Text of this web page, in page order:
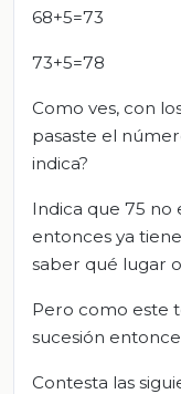
68+5=73
73+5=78
Como ves, con
pasaste el
indica?
Indica que 75 no
entonces ya
saber qué lugar
Pero como este
sucesión
Contesta las